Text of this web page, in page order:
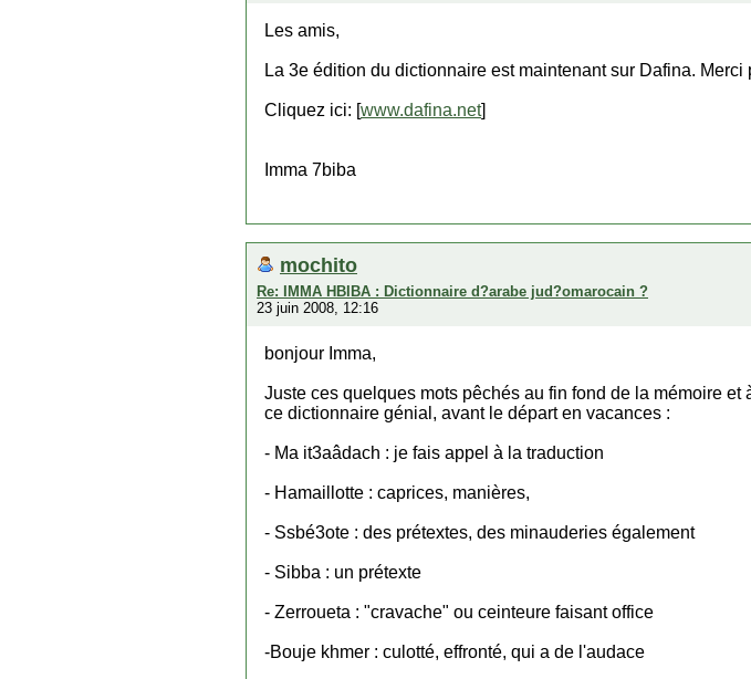
Les amis,
La 3e édition du dictionnaire est maintenant sur Dafina.
Cliquez ici: [www.dafina.net]
Imma 7biba
mochito
Re: IMMA HBIBA : Dictionnaire d?arabe jud?omarocain ?
23 juin 2008, 12:16
bonjour Imma,
Juste ces quelques mots pêchés au fin fond de la mémoire et
ce dictionnaire génial, avant le départ en vacances :
- Ma it3aâdach : je fais appel à la traduction
- Hamaillotte : caprices, manières,
- Ssbé3ote : des prétextes, des minauderies également
- Sibba : un prétexte
- Zerroueta : "cravache" ou ceinteure faisant office
-Bouje khmer : culotté, effronté, qui a de l'audace